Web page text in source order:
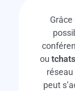
ou
réseau
peut